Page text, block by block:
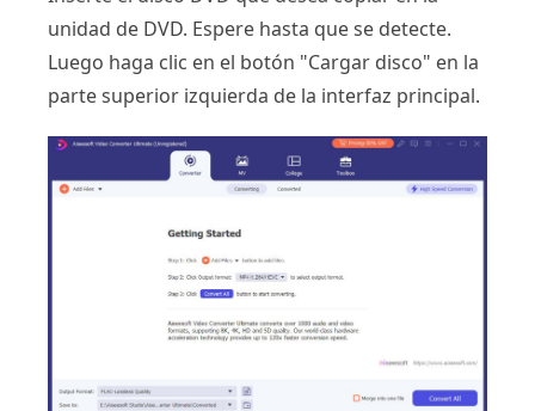
unidad de DVD. Espere hasta que se detecte.
Luego haga clic en el botón "Cargar disco" en la
parte superior izquierda de la interfaz principal.